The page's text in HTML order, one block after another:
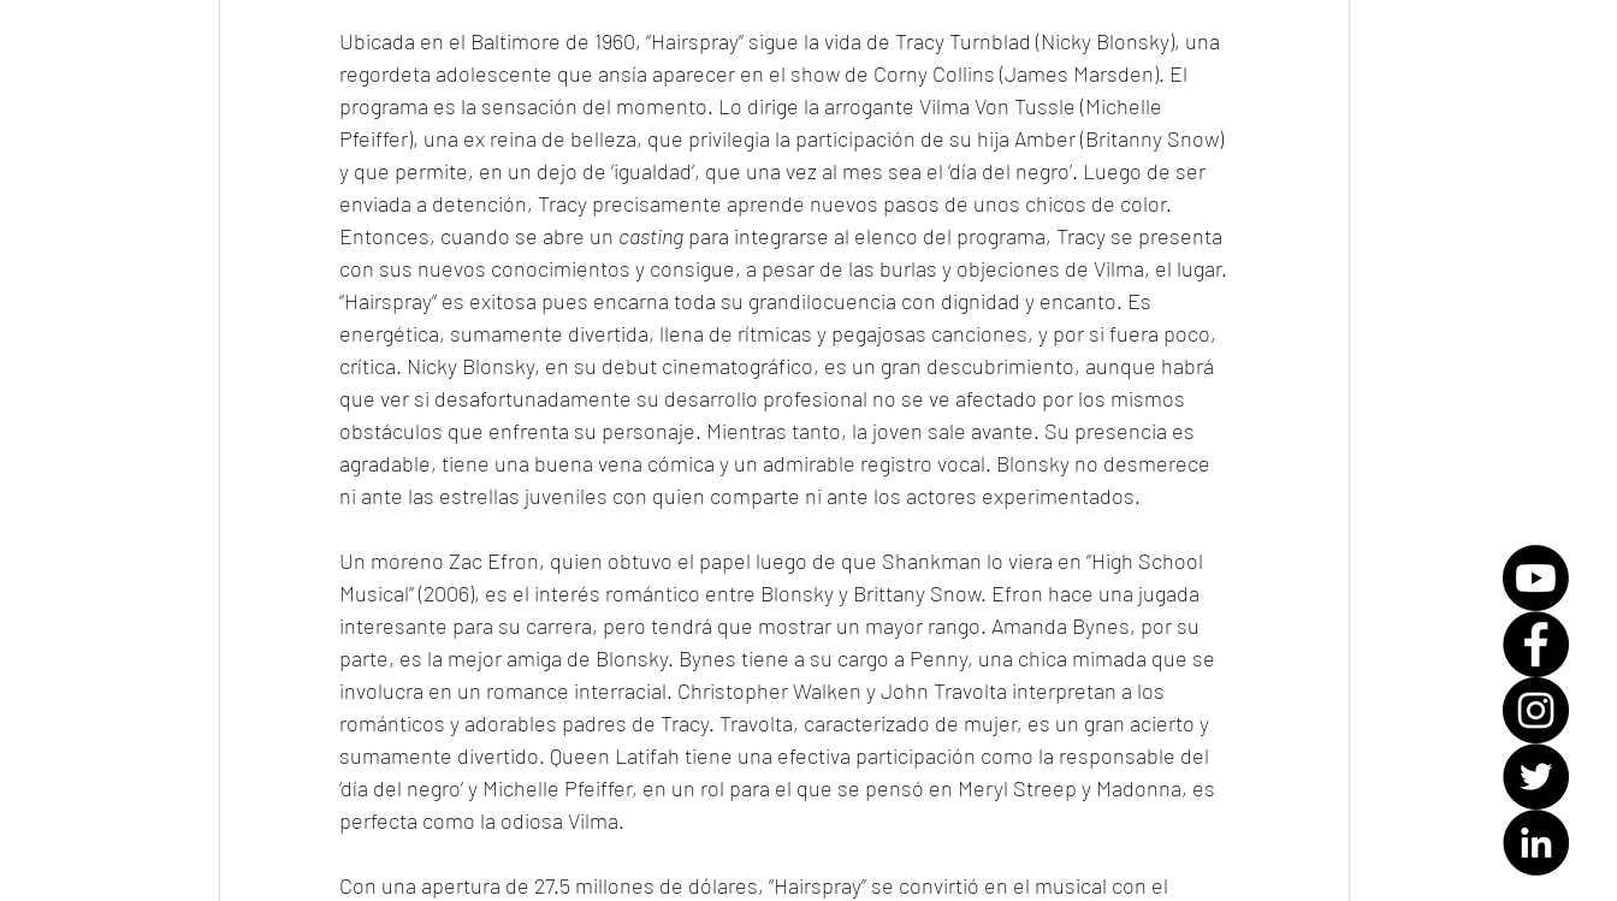
Ubicada en el Baltimore de 1960, “Hairspray” sigue la vida de Tracy Turnblad (Nicky Blonsky), una
regordeta adolescente que ansía aparecer en el show de Corny Collins (James Marsden). El
programa es la sensación del momento. Lo dirige la arrogante Vilma Von Tussle (Michelle
Pfeiffer), una ex reina de belleza, que privilegia la participación de su hija Amber (Britanny Snow)
y que permite, en un dejo de ‘igualdad’, que una vez al mes sea el ‘día del negro’. Luego de ser
enviada a detención, Tracy precisamente aprende nuevos pasos de unos chicos de color.
Entonces, cuando se abre un casting para integrarse al elenco del programa, Tracy se presenta
con sus nuevos conocimientos y consigue, a pesar de las burlas y objeciones de Vilma, el lugar.
“Hairspray” es exitosa pues encarna toda su grandilocuencia con dignidad y encanto. Es
energética, sumamente divertida, llena de rítmicas y pegajosas canciones, y por si fuera poco,
crítica. Nicky Blonsky, en su debut cinematográfico, es un gran descubrimiento, aunque habrá
que ver si desafortunadamente su desarrollo profesional no se ve afectado por los mismos
obstáculos que enfrenta su personaje. Mientras tanto, la joven sale avante. Su presencia es
agradable, tiene una buena vena cómica y un admirable registro vocal. Blonsky no desmerece
ni ante las estrellas juveniles con quien comparte ni ante los actores experimentados.
Un moreno Zac Efron, quien obtuvo el papel luego de que Shankman lo viera en “High School
Musical” (2006), es el interés romántico entre Blonsky y Brittany Snow. Efron hace una jugada
interesante para su carrera, pero tendrá que mostrar un mayor rango. Amanda Bynes, por su
parte, es la mejor amiga de Blonsky. Bynes tiene a su cargo a Penny, una chica mimada que se
involucra en un romance interracial. Christopher Walken y John Travolta interpretan a los
románticos y adorables padres de Tracy. Travolta, caracterizado de mujer, es un gran acierto y
sumamente divertido. Queen Latifah tiene una efectiva participación como la responsable del
‘día del negro’ y Michelle Pfeiffer, en un rol para el que se pensó en Meryl Streep y Madonna, es
perfecta como la odiosa Vilma.
Con una apertura de 27.5 millones de dólares, “Hairspray” se convirtió en el musical con el